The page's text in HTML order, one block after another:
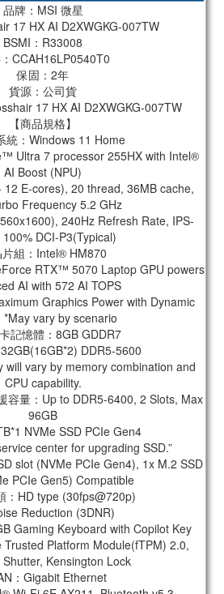
品牌：MSI 微星
17 HX AI D2XWGKG-007TW
BSMI：R33008
CCAH16LP0540T0
保固：2年
貨源：公司貨
17 HX AI D2XWGKG-007TW
【商品規格】
統：Windows 11 Home
Ultra 7 processor 255HX with Intel®
AI Boost (NPU)
E-cores), 20 thread, 36MB cache,
Frequency 5.2 GHz
240Hz Refresh Rate, IPS-
100% DCI-P3(Typical)
片組：Intel® HM870
RTX™ 5070 Laptop GPU powers
AI with 572 AI TOPS
Graphics Power with Dynamic
*May vary by scenario
記憶體：8GB GDDR7
DDR5-5600
will vary by memory combination and
CPU capability.
容量：Up to DDR5-6400, 2 Slots, Max
96GB
NVMe SSD PCIe Gen4
center for upgrading SSD.”
slot (NVMe PCIe Gen4), 1x M.2 SSD
PCIe Gen5) Compatible
：HD type (30fps@720p)
Reduction (3DNR)
Gaming Keyboard with Copilot Key
Trusted Platform Module(fTPM) 2.0,
Kensington Lock
：Gigabit Ethernet